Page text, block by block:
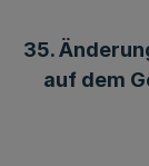
35.
auf dem